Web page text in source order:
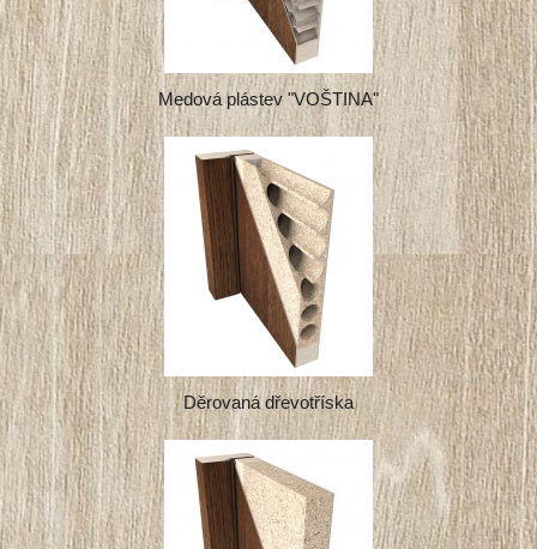
Medová plástev "VOŠTINA"
Děrovaná dřevotříska